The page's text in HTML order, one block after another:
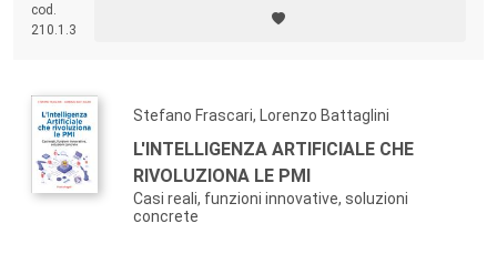
cod.
210.1.3
Stefano Frascari, Lorenzo Battaglini
L'INTELLIGENZA ARTIFICIALE CHE
RIVOLUZIONA LE PMI
Casi reali, funzioni innovative, soluzioni
concrete